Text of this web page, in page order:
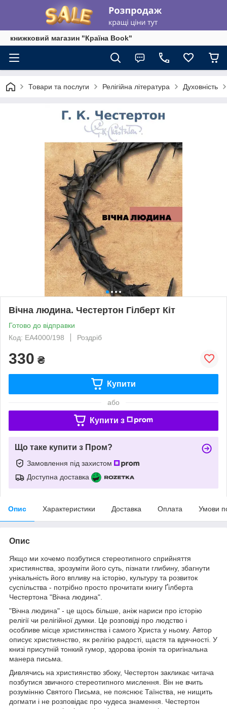
книжковий магазин "Країна Book"
Товари та послуги Релігійна література Духовність
Вічна людина. Честертон Гілберт Кіт
Готово до відправки
Код: ЕА4000/198
Роздріб
330 ₴
Купити
або
Купити з
Що таке купити з Пром?
Замовлення під захистом
Доступна доставка
Опис Характеристики Доставка Оплата Умови
Опис
Якщо ми хочемо позбутися стереотипного сприйняття
християнства, зрозуміти його суть, пізнати глибину, збагнути
унікальність його впливу на історію, культуру та розвиток
суспільства - потрібно просто прочитати книгу Ґілберта
Честертона "Вічна людина".
"Вічна людина" - це щось більше, аніж нариси про історію
релігії чи релігійної думки. Це розповіді про людство і
особливе місце християнства і самого Христа у ньому. Автор
описує християнство, як релігію радості, щастя та вдячності. У
книзі присутній тонкий гумор, здорова іронія та оригінальна
манера письма.
Дивлячись на християнство збоку, Честертон закликає читача
позбутися звичного стереотипного мислення. Він не вчить
розумінню Святого Письма, не пояснює Таїнства, не нищить
догмати і не розповідає про чудеса знамення. Честертон